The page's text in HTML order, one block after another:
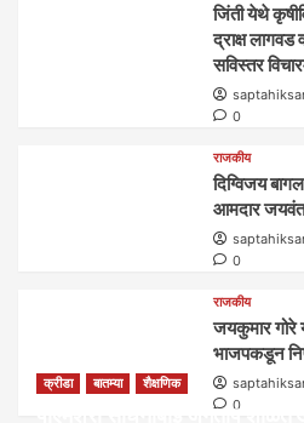
जिंती येथे
द्राक्ष लागवड
सविस्तर
0
राजकीय
दिग्विजय
आमदार
0
राजकीय
जयकुमार गोरे
भाजपकडून
0
क्रीडा बातम्या शैक्षणिक
पीएमश्री साधनाबाई जगताप शाळेत